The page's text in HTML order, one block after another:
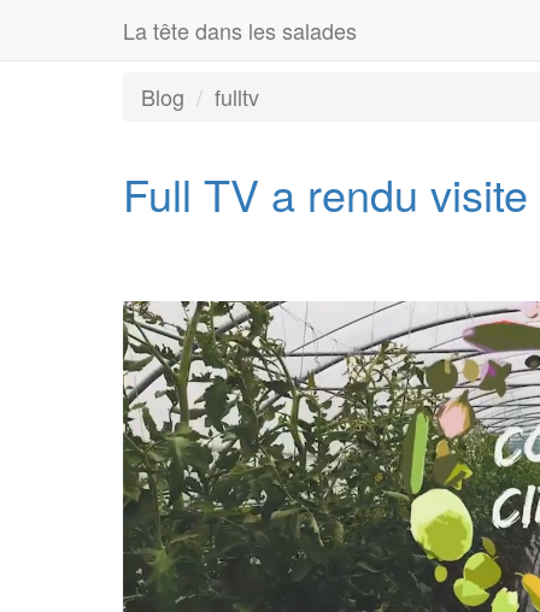
La tête dans les salades
Blog fulltv
Full TV a rendu